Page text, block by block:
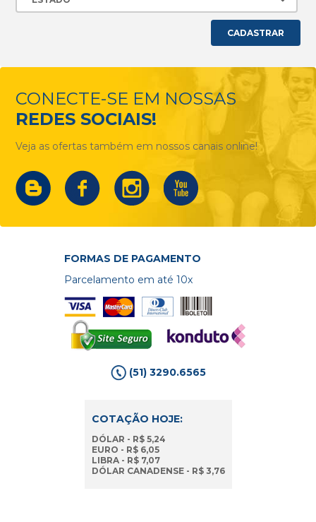
CADASTRAR
CONECTE-SE EM NOSSAS
REDES SOCIAIS!
Veja as ofertas também em nossos canais online!
FORMAS DE PAGAMENTO
Parcelamento em até 10x
(51) 3290.6565
COTAÇÃO HOJE:
DÓLAR - R$ 5,24
EURO - R$ 6,05
LIBRA - R$ 7,07
DÓLAR CANADENSE - R$ 3,76